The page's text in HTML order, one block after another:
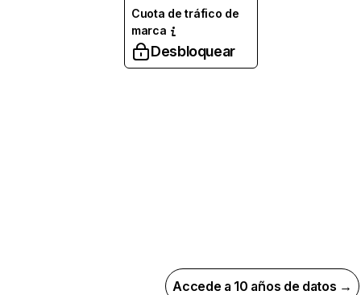
Cuota de tráfico de
marca
Desbloquear
Accede a 10 años de datos →